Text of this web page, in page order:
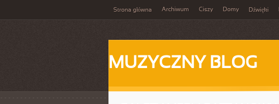
Strona główna Archiwum Ciszy Domy Dźwięki
MUZYCZNY BLOG